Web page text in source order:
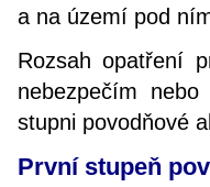
a na území pod
Rozsah opatření
nebezpečím
stupni povodňové
První stupeň